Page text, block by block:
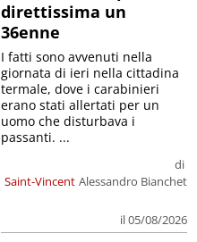
direttissima un
36enne
Saint-Vincent
di
Alessandro Bianchet
il 05/08/2026
I fatti sono avvenuti nella
giornata di ieri nella cittadina
termale, dove i carabinieri
erano stati allertati per un
uomo che disturbava i
passanti. ...